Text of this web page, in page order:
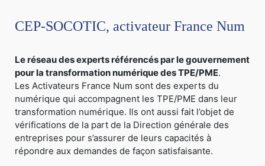
CEP-SOCOTIC, activateur France Num
Le réseau des experts référencés par le gouvernement
pour la transformation numérique des TPE/PME.
Les Activateurs France Num sont des experts du
numérique qui accompagnent les TPE/PME dans leur
transformation numérique. Ils ont aussi fait l’objet de
vérifications de la part de la Direction générale des
entreprises pour s’assurer de leurs capacités à
répondre aux demandes de façon satisfaisante.